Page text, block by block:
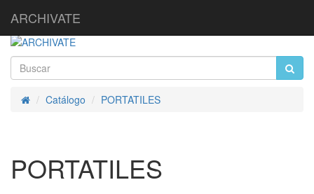
ARCHIVATE
InicioCatálogo PORTATILES
PORTATILES